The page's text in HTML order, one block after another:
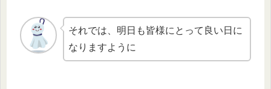
それでは、明日も皆様にとって良い日に
なりますように